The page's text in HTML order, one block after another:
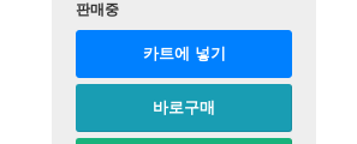
판매중
카트에 넣기
바로구매